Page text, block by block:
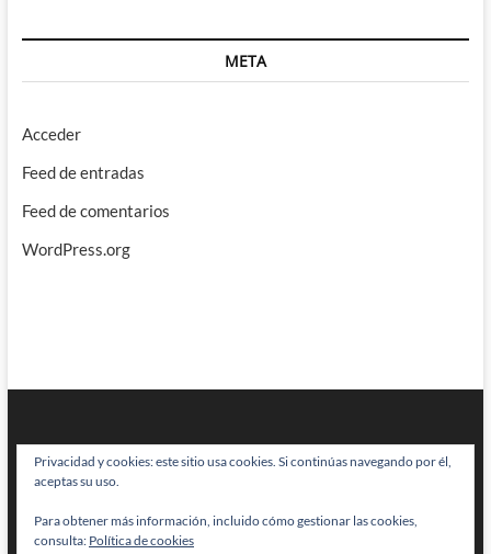
META
Acceder
Feed de entradas
Feed de comentarios
WordPress.org
BRAINSTOMPING| Diseñado por:Theme Freesia|WordPress| © Todos
los derechos reservados
Privacidad y cookies: este sitio usa cookies. Si continúas navegando por él,
aceptas su uso.
Para obtener más información, incluido cómo gestionar las cookies,
consulta: Política de cookies